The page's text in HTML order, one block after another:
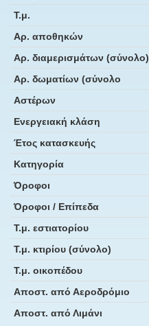
Τ.μ.
Αρ. αποθηκών
Αρ. διαμερισμάτων (σύνολο)
Αρ. δωματίων (σύνολο
Αστέρων
Ενεργειακή κλάση
Έτος κατασκευής
Κατηγορία
Όροφοι
Όροφοι / Επίπεδα
Τ.μ. εστιατορίου
Τ.μ. κτιρίου (σύνολο)
Τ.μ. οικοπέδου
Αποστ. από Αεροδρόμιο
Αποστ. από Λιμάνι